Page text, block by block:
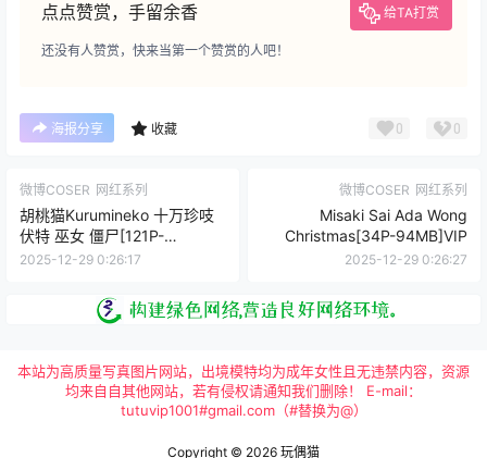
点点赞赏，手留余香 给TA打赏
还没有人赞赏，快来当第一个赞赏的人吧！
海报分享 收藏 0 0
微博COSER 网红系列
胡桃猫Kurumineko 十万珍吱
伏特 巫女 僵尸[121P-
1.02GB]VIP
2025-12-29 0:26:17
微博COSER 网红系列
Misaki Sai Ada Wong
Christmas[34P-94MB]VIP
2025-12-29 0:26:27
本站为高质量写真图片网站，出境模特均为成年女性且无违禁内容，资源
均来自自其他网站，若有侵权请通知我们删除！ E-mail：
tutuvip1001#gmail.com（#替换为@）
Copyright © 2026 玩偶猫